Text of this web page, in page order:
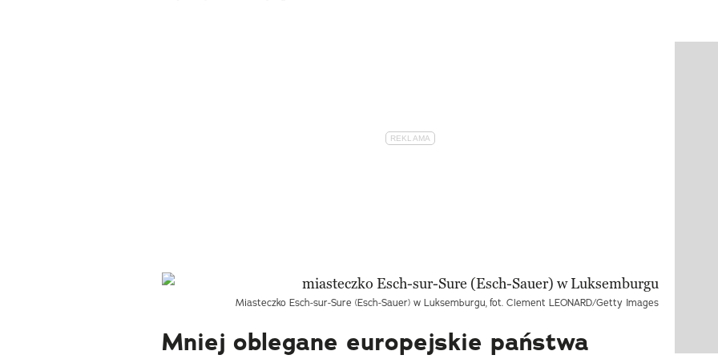
Miasteczko Esch-sur-Sure (Esch-Sauer) w Luksemburgu, fot. Clement LEONARD/Getty Images
Mniej oblegane europejskie państwa